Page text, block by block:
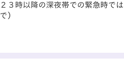
２３時以降の深夜帯での緊急時で
で）